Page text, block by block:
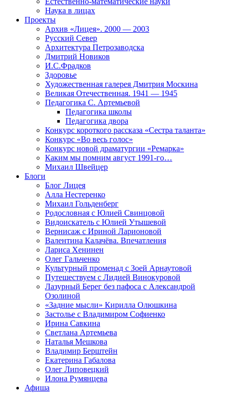
Наука в лицах
Проекты
Архив «Лицея». 2000 — 2003
Русский Север
Архитектура Петрозаводска
Дмитрий Новиков
И.С.Фрадков
Здоровье
Художественная галерея Дмитрия Москина
Великая Отечественная. 1941 — 1945
Педагогика С. Артемьевой
Педагогика школы
Педагогика двора
Конкурс короткого рассказа «Сестра таланта»
Конкурс «Во весь голос»
Конкурс новой драматургии «Ремарка»
Каким мы помним август 1991-го…
Михаил Швейцер
Блоги
Блог Лицея
Алла Нестеренко
Михаил Гольденберг
Родословная с Юлией Свинцовой
Видоискатель с Юлией Утышевой
Вернисаж с Ириной Ларионовой
Валентина Калачёва. Впечатления
Лариса Хенинен
Олег Гальченко
Культурный променад с Зоей Арнаутовой
Путешествуем с Лидией Винокуровой
Лазурный Берег без пафоса с Александрой
Озолиной
«Задние мысли» Кирилла Олюшкина
Застолье с Владимиром Софиенко
Ирина Савкина
Светлана Артемьева
Наталья Мешкова
Владимир Берштейн
Екатерина Габалова
Олег Липовецкий
Илона Румянцева
Афиша